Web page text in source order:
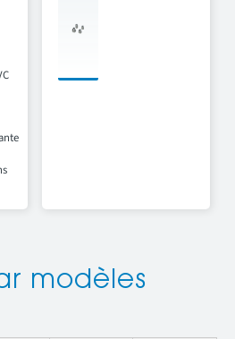
modèles